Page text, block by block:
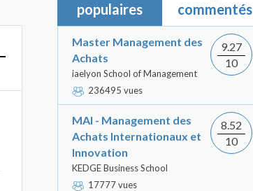
populaires
commentés
Master Management des
Achats
iaelyon School of Management
236495 vues
9.27
10
MAI - Management des
Achats Internationaux et
Innovation
KEDGE Business School
17777 vues
8.52
10